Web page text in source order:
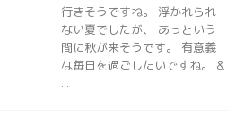
行きそうですね。 浮かれられ
ない夏でしたが、 あっという
間に秋が来そうです。 有意義
な毎日を過ごしたいですね。 &
...